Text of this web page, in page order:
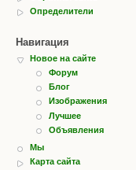
Определители
Навигация
Новое на сайте
Форум
Блог
Изображения
Лучшее
Объявления
Мы
Карта сайта